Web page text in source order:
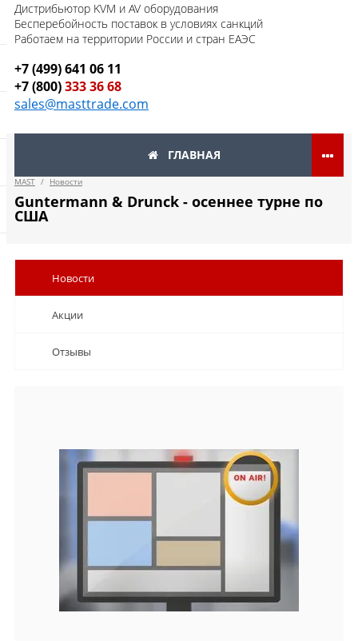
Дистрибьютор KVM и AV оборудования
Бесперебойность поставок в условиях санкций
Работаем на территории России и стран ЕАЭС
+7 (499) 641 06 11
+7 (800)333 36 68
sales@masttrade.com
ГЛАВНАЯ
MAST / Новости
Guntermann & Drunck - осеннее турне по
США
Новости
Акции
Отзывы